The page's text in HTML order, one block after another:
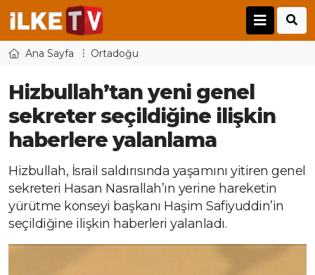
Ana Sayfa Ortadoğu
Hizbullah’tan yeni genel
sekreter seçildiğine ilişkin
haberlere yalanlama
Hizbullah, İsrail saldırısında yaşamını yitiren genel
sekreteri Hasan Nasrallah’ın yerine hareketin
yürütme konseyi başkanı Haşim Safiyuddin’in
seçildiğine ilişkin haberleri yalanladı.